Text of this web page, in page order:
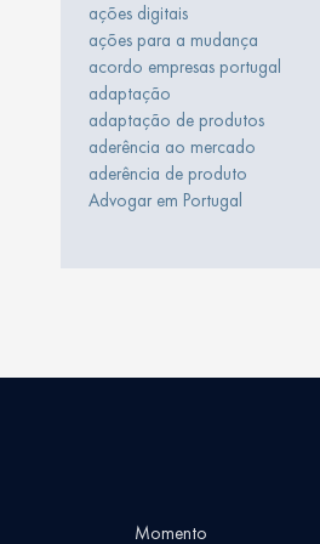
ações digitais
ações para a mudança
acordo empresas portugal
adaptação
adaptação de produtos
aderência ao mercado
aderência de produto
Advogar em Portugal
Momento